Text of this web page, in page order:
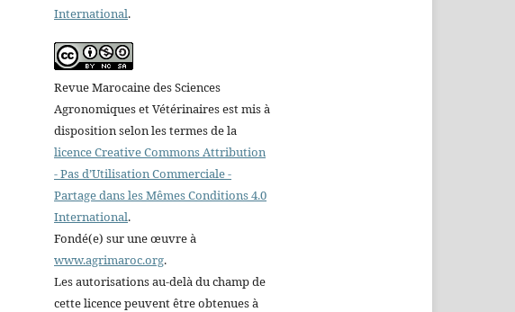
International.
Revue Marocaine des Sciences
Agronomiques et Vétérinaires est mis à
disposition selon les termes de la
licence Creative Commons Attribution
- Pas d’Utilisation Commerciale -
Partage dans les Mêmes Conditions 4.0
International.
Fondé(e) sur une œuvre à
www.agrimaroc.org.
Les autorisations au-delà du champ de
cette licence peuvent être obtenues à